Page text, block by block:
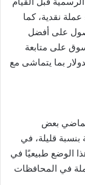
نقدية، كما
على أفضل
على متابعة
بما يتماشى مع
بعض
بنسبة قليلة، في
الوضع طبيعيًا في
في المحافظات